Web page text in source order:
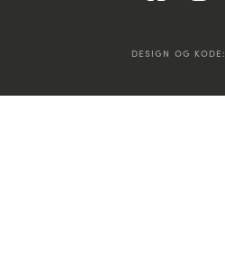
DESIGN OG KODE: